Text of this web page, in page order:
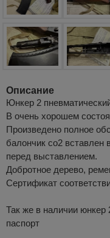
Описание
Юнкер 2
В очень хорошем
Произведено полное
балончик со2 вставлен
перед выставлением.
Добротное дерево,
Сертификат
Так же в наличии юнкер
паспорт